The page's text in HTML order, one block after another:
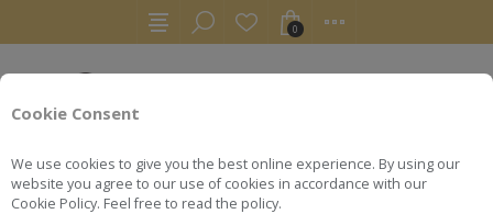
Cookie Consent
We use cookies to give you the best online experience. By using our
website you agree to our use of cookies in accordance with our
Cookie Policy. Feel free to read the policy.
0